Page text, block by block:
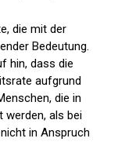
die mit der
Bedeutung.
hin, dass die
aufgrund
die in
werden, als bei
in Anspruch